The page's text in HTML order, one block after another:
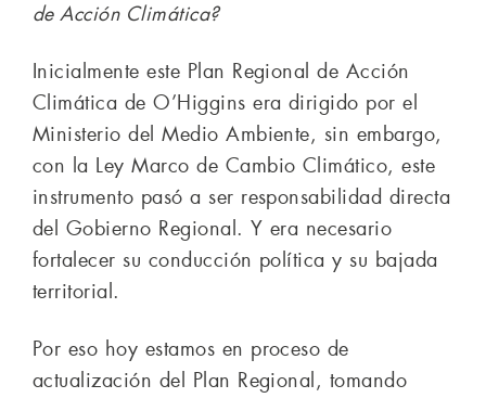
de Acción Climática?
Inicialmente este Plan Regional de Acción
Climática de O’Higgins era dirigido por el
Ministerio del Medio Ambiente, sin embargo,
con la Ley Marco de Cambio Climático, este
instrumento pasó a ser responsabilidad directa
del Gobierno Regional. Y era necesario
fortalecer su conducción política y su bajada
territorial.
Por eso hoy estamos en proceso de
actualización del Plan Regional, tomando